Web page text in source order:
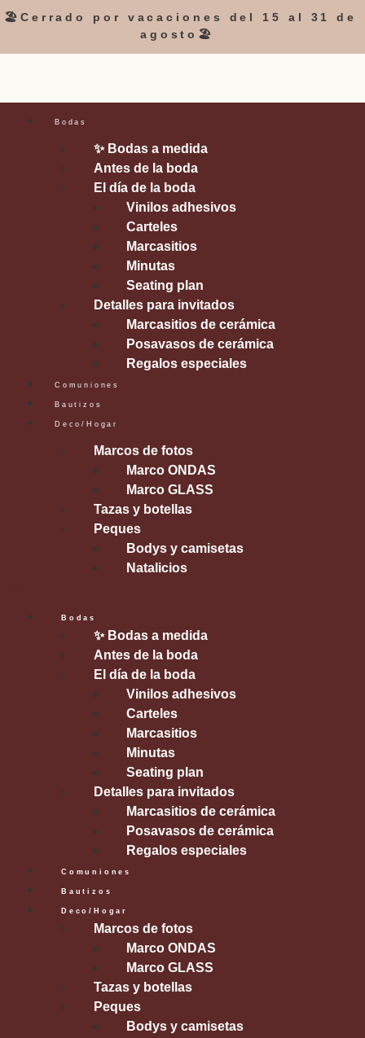
🏖️Cerrado por vacaciones del 15 al 31 de
agosto🏖️
Bodas
✨ Bodas a medida
Antes de la boda
El día de la boda
Vinilos adhesivos
Carteles
Marcasitios
Minutas
Seating plan
Detalles para invitados
Marcasitios de cerámica
Posavasos de cerámica
Regalos especiales
Comuniones
Bautizos
Deco/Hogar
Marcos de fotos
Marco ONDAS
Marco GLASS
Tazas y botellas
Peques
Bodys y camisetas
Natalicios
Bodas
✨ Bodas a medida
Antes de la boda
El día de la boda
Vinilos adhesivos
Carteles
Marcasitios
Minutas
Seating plan
Detalles para invitados
Marcasitios de cerámica
Posavasos de cerámica
Regalos especiales
Comuniones
Bautizos
Deco/Hogar
Marcos de fotos
Marco ONDAS
Marco GLASS
Tazas y botellas
Peques
Bodys y camisetas